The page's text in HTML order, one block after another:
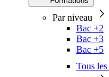
Par niveau
Bac +2
Bac +3
Bac +5
Tous